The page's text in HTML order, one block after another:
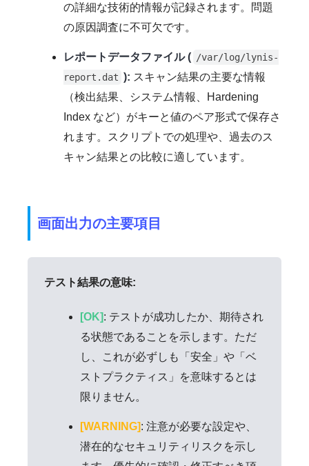
の詳細な技術的情報が記録されます。問題
の原因調査に不可欠です。
レポートデータファイル ( /var/log/lynis-
report.dat ): スキャン結果の主要な情報
（検出結果、システム情報、Hardening
Index など）がキーと値のペア形式で保存さ
れます。スクリプトでの処理や、過去のス
キャン結果との比較に適しています。
画面出力の主要項目
テスト結果の意味:
[OK]: テストが成功したか、期待され
る状態であることを示します。ただ
し、これが必ずしも「安全」や「ベ
ストプラクティス」を意味するとは
限りません。
[WARNING]: 注意が必要な設定や、
潜在的なセキュリティリスクを示し